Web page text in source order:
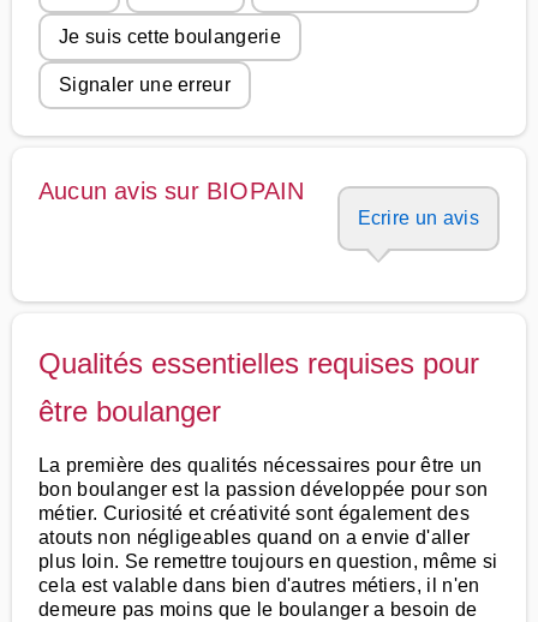
Je suis cette boulangerie
Signaler une erreur
Aucun avis sur BIOPAIN
Ecrire un avis
Qualités essentielles requises pour
être boulanger
La première des qualités nécessaires pour être un
bon boulanger est la passion développée pour son
métier. Curiosité et créativité sont également des
atouts non négligeables quand on a envie d'aller
plus loin. Se remettre toujours en question, même si
cela est valable dans bien d'autres métiers, il n'en
demeure pas moins que le boulanger a besoin de